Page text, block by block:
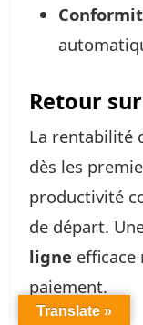
Retour
La rentabilité
dès les
productivité
de départ.
ligne efficace
paiement.
Translate »